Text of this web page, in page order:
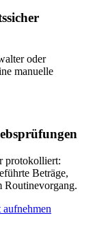
oder
manuelle
protokolliert:
Beträge,
Routinevorgang.